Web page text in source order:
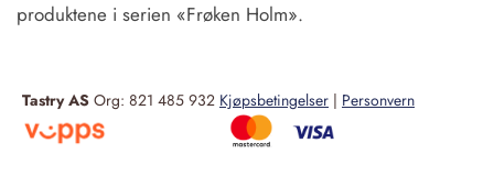
produktene i serien «Frøken Holm».
Tastry AS Org: 821 485 932 Kjøpsbetingelser | Personvern